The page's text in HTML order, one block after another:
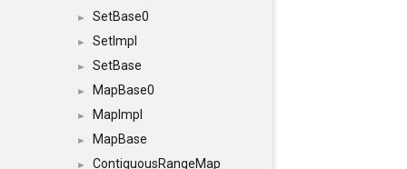
► SetBase0
► SetImpl
► SetBase
► MapBase0
► MapImpl
► MapBase
► ContiguousRangeMap